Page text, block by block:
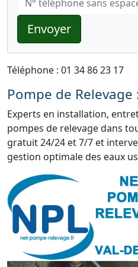
Envoyer
Téléphone : 01 34 86 23 17
Pompe de Relevage
Experts en installation,
pompes de relevage dans
gratuit 24/24 et 7/7 et
gestion optimale des eaux